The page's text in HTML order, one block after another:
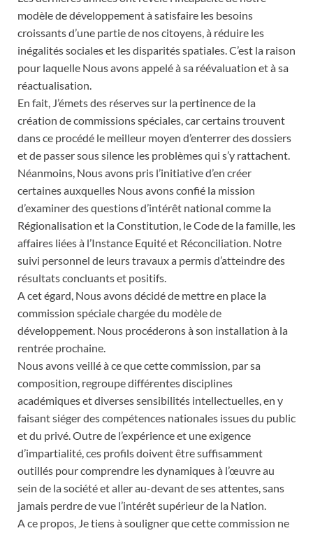
modèle de développement à satisfaire les besoins
croissants d’une partie de nos citoyens, à réduire les
inégalités sociales et les disparités spatiales. C’est la raison
pour laquelle Nous avons appelé à sa réévaluation et à sa
réactualisation.
En fait, J’émets des réserves sur la pertinence de la
création de commissions spéciales, car certains trouvent
dans ce procédé le meilleur moyen d’enterrer des dossiers
et de passer sous silence les problèmes qui s’y rattachent.
Néanmoins, Nous avons pris l’initiative d’en créer
certaines auxquelles Nous avons confié la mission
d’examiner des questions d’intérêt national comme la
Régionalisation et la Constitution, le Code de la famille, les
affaires liées à l’Instance Equité et Réconciliation. Notre
suivi personnel de leurs travaux a permis d’atteindre des
résultats concluants et positifs.
A cet égard, Nous avons décidé de mettre en place la
commission spéciale chargée du modèle de
développement. Nous procéderons à son installation à la
rentrée prochaine.
Nous avons veillé à ce que cette commission, par sa
composition, regroupe différentes disciplines
académiques et diverses sensibilités intellectuelles, en y
faisant siéger des compétences nationales issues du public
et du privé. Outre de l’expérience et une exigence
d’impartialité, ces profils doivent être suffisamment
outillés pour comprendre les dynamiques à l’œuvre au
sein de la société et aller au-devant de ses attentes, sans
jamais perdre de vue l’intérêt supérieur de la Nation.
A ce propos, Je tiens à souligner que cette commission ne